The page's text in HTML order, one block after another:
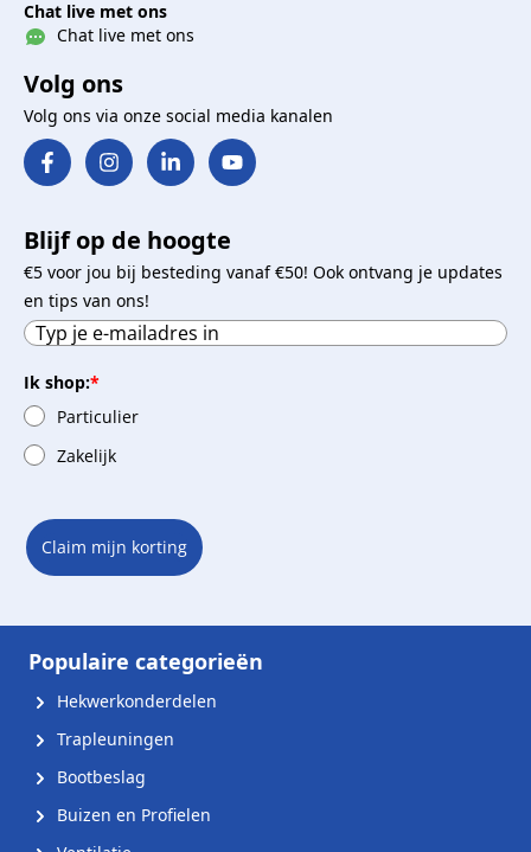
Chat live met ons
Chat live met ons
Volg ons
Volg ons via onze social media kanalen
Blijf op de hoogte
€5 voor jou bij besteding vanaf €50! Ook ontvang je updates
en tips van ons!
Ik shop:*
Particulier
Zakelijk
Claim mijn korting
Populaire categorieën
Hekwerkonderdelen
Trapleuningen
Bootbeslag
Buizen en Profielen